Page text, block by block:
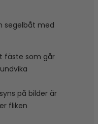
segelbåt med
fäste som går
på bilder är
fliken